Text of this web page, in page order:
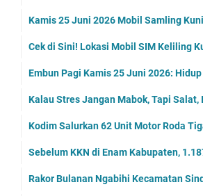
Kamis 25 Juni 2026 Mobil Samling
Cek di Sini! Lokasi Mobil SIM Keliling
Embun Pagi Kamis 25 Juni 2026:
Kalau Stres Jangan Mabok, Tapi Salat,
Kodim Salurkan 62 Unit Motor Roda
Sebelum KKN di Enam Kabupaten,
Rakor Bulanan Ngabihi Kecamatan